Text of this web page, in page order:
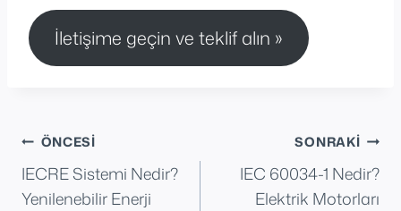
İletişime geçin ve teklif alın »
Yazı
gezinmesi
ÖNCESI
IECRE Sistemi Nedir?
Yenilenebilir Enerji
SONRAKI
IEC 60034-1 Nedir?
Elektrik Motorları